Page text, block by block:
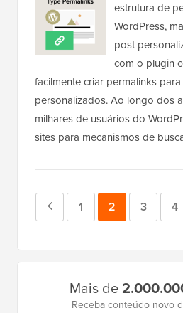
estrutura de
WordPress,
post
com o plugin
facilmente criar permalinks
personalizados. Ao longo dos
milhares de usuários do
sites para mecanismos de
PáginaPágina
1 Página
2 Página
3 4
Mais de
Receba conteúdo novo